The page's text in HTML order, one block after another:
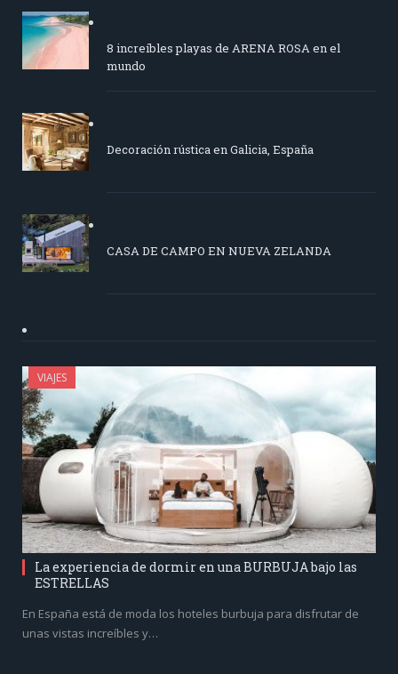
8 increíbles playas de ARENA ROSA en el
mundo
Decoración rústica en Galicia, España
CASA DE CAMPO EN NUEVA ZELANDA
VIAJES
La experiencia de dormir en una BURBUJA bajo las
ESTRELLAS
En España está de moda los hoteles burbuja para disfrutar de
unas vistas increíbles y…